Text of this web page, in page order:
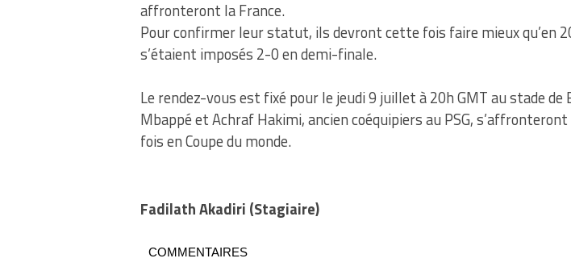
affronteront la France.
Pour confirmer leur statut, ils devront cette fois faire mieux qu’en
s’étaient imposés 2-0 en demi-finale.
Le rendez-vous est fixé pour le jeudi 9 juillet à 20h GMT au stade de
Mbappé et Achraf Hakimi, ancien coéquipiers au PSG,
fois en Coupe du monde.
Fadilath Akadiri (Stagiaire)
COMMENTAIRES